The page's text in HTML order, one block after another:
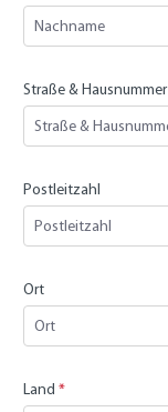
Straße & Hausnummer
Postleitzahl
Ort
Land *